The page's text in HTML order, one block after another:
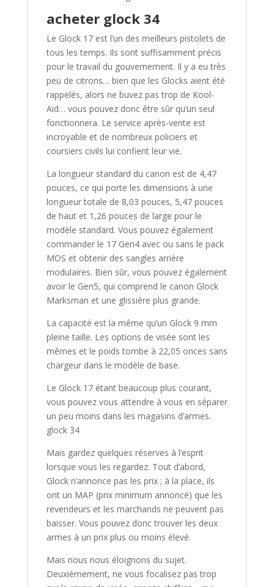
acheter glock 34
Le Glock 17 est l’un des meilleurs pistolets de
tous les temps. Ils sont suffisamment précis
pour le travail du gouvernement. Il y a eu très
peu de citrons… bien que les Glocks aient été
rappelés, alors ne buvez pas trop de Kool-
Aid… vous pouvez donc être sûr qu’un seul
fonctionnera. Le service après-vente est
incroyable et de nombreux policiers et
coursiers civils lui confient leur vie.
La longueur standard du canon est de 4,47
pouces, ce qui porte les dimensions à une
longueur totale de 8,03 pouces, 5,47 pouces
de haut et 1,26 pouces de large pour le
modèle standard. Vous pouvez également
commander le 17 Gen4 avec ou sans le pack
MOS et obtenir des sangles arrière
modulaires. Bien sûr, vous pouvez également
avoir le Gen5, qui comprend le canon Glock
Marksman et une glissière plus grande.
La capacité est la même qu’un Glock 9 mm
pleine taille. Les options de visée sont les
mêmes et le poids tombe à 22,05 onces sans
chargeur dans le modèle de base.
Le Glock 17 étant beaucoup plus courant,
vous pouvez vous attendre à vous en séparer
un peu moins dans les magasins d’armes.
glock 34
Mais gardez quelques réserves à l’esprit
lorsque vous les regardez. Tout d’abord,
Glock n’annonce pas les prix ; à la place, ils
ont un MAP (prix minimum annoncé) que les
revendeurs et les marchands ne peuvent pas
baisser. Vous pouvez donc trouver les deux
armes à un prix plus ou moins élevé.
Mais nous nous éloignons du sujet.
Deuxièmement, ne vous focalisez pas trop